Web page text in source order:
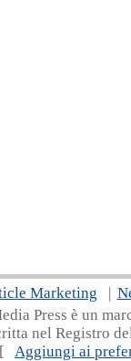
Marketing |
Press è un
nel Registro
Aggiungi ai